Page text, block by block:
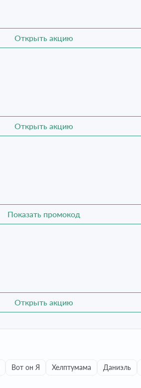
Открыть акцию
Открыть акцию
Показать промокод
Открыть акцию
Вот он Я Хелптумама Даниэль